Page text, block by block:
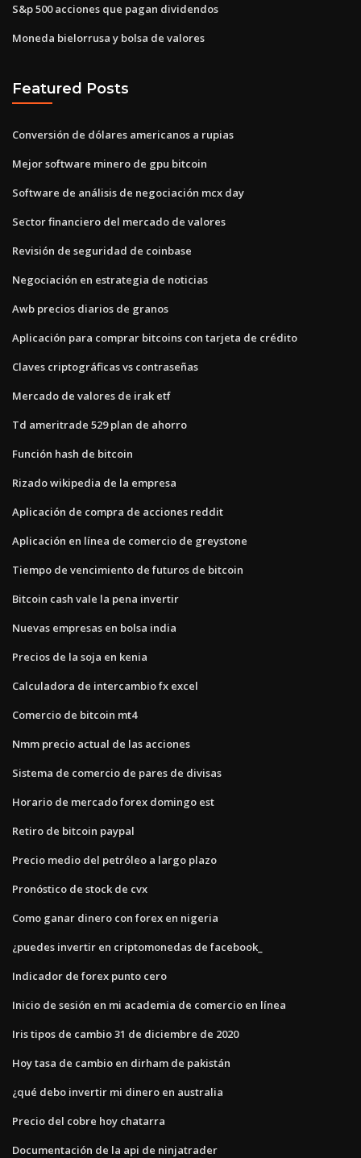
S&p 500 acciones que pagan dividendos
Moneda bielorrusa y bolsa de valores
Featured Posts
Conversión de dólares americanos a rupias
Mejor software minero de gpu bitcoin
Software de análisis de negociación mcx day
Sector financiero del mercado de valores
Revisión de seguridad de coinbase
Negociación en estrategia de noticias
Awb precios diarios de granos
Aplicación para comprar bitcoins con tarjeta de crédito
Claves criptográficas vs contraseñas
Mercado de valores de irak etf
Td ameritrade 529 plan de ahorro
Función hash de bitcoin
Rizado wikipedia de la empresa
Aplicación de compra de acciones reddit
Aplicación en línea de comercio de greystone
Tiempo de vencimiento de futuros de bitcoin
Bitcoin cash vale la pena invertir
Nuevas empresas en bolsa india
Precios de la soja en kenia
Calculadora de intercambio fx excel
Comercio de bitcoin mt4
Nmm precio actual de las acciones
Sistema de comercio de pares de divisas
Horario de mercado forex domingo est
Retiro de bitcoin paypal
Precio medio del petróleo a largo plazo
Pronóstico de stock de cvx
Como ganar dinero con forex en nigeria
¿puedes invertir en criptomonedas de facebook_
Indicador de forex punto cero
Inicio de sesión en mi academia de comercio en línea
Iris tipos de cambio 31 de diciembre de 2020
Hoy tasa de cambio en dirham de pakistán
¿qué debo invertir mi dinero en australia
Precio del cobre hoy chatarra
Documentación de la api de ninjatrader